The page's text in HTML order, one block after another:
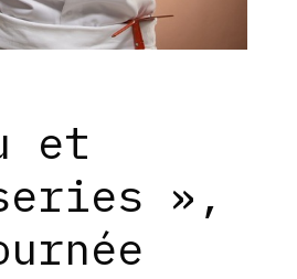
et
»,